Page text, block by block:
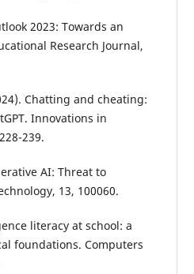
2023: Towards an
Research Journal,
Chatting and cheating:
Innovations in
239.
AI: Threat to
13, 100060.
literacy at school: a
foundations. Computers